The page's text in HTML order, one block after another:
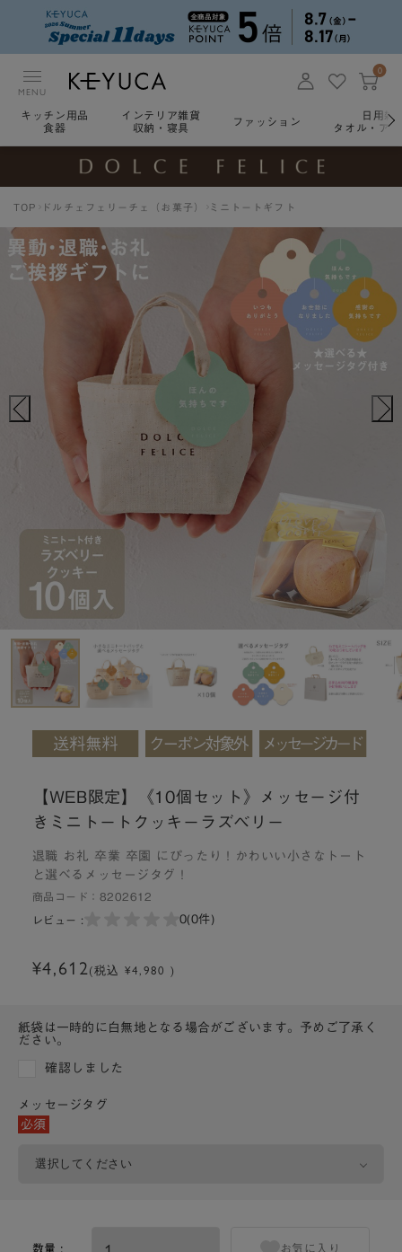
MENU
0
キッチン用品
食器
インテリア雑貨
収納・寝具
ファッション
日用雑
タオル・ア
TOP ドルチェフェリーチェ（お菓子） ミニトートギフト
【WEB限定】《10個セット》メッセージ付
きミニトートクッキーラズベリー
退職 お礼 卒業 卒園 にぴったり！かわいい小さなトート
と選べるメッセージタグ！
商品コード： 8202612
レビュー : 0(0件)
¥4,612(税込 ¥4,980 )
紙袋は一時的に白無地となる場合がございます。予めご了承く
ださい。
確認しました
メッセージタグ
必須
数量 : お気に入り